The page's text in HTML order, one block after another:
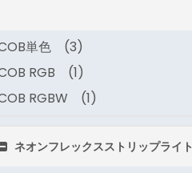
単色
(3)
RGB
(1)
RGBW
(1)
ネオンフレックスストリップライト